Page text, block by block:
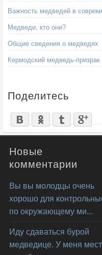
Важность медведей в
Медведи, кто они?
Общие сведения о медведях
Кермодский медведь-призрак
Поделитесь
Новые
комментарии
Вы вы молодцы очень
хорошо для
по окружающему ми...
Иду сдаваться бурой
медведице. У меня